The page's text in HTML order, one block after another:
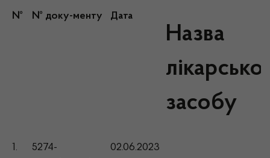
№ № доку-менту Дата
Назва
засобу
1.
5274-
02.06.2023